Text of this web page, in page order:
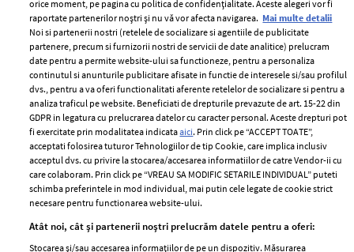
ELLE Style Awards
2024
Despre ELLE
Romania
Contact
Abonamente
Termeni si conditii
Politica de
confidențialitate
Politica de cookies
Publicitate
GSP
femei
orice moment, pe pagina cu politica de confidențialitate. Aceste alegeri vor fi
raportate partenerilor noștri și nu vă vor afecta navigarea. Mai multe detalii
Noi si partenerii nostri (retelele de socializare si agentiile de publicitate
partenere, precum si furnizorii nostri de servicii de date analitice) prelucram
date pentru a permite website-ului sa functioneze, pentru a personaliza
continutul si anunturile publicitare afisate in functie de interesele si/sau profilul
dvs., pentru a va oferi functionalitati aferente retelelor de socializare si pentru a
analiza traficul pe website. Beneficiati de drepturile prevazute de art. 15-22 din
GDPR in legatura cu prelucrarea datelor cu caracter personal. Aceste drepturi pot
fi exercitate prin modalitatea indicataaici. Prin click pe “ACCEPT TOATE”,
acceptati folosirea tuturor Tehnologiilor de tip Cookie, care implica inclusiv
acceptul dvs. cu privire la stocarea/accesarea informatiilor de catre Vendor-ii cu
care colaboram. Prin click pe “VREAU SA MODIFIC SETARILE INDIVIDUAL” puteti
schimba preferintele in mod individual, mai putin cele legate de cookie strict
necesare pentru functionarea website-ului.
Atât noi, cât și partenerii noștri prelucrăm datele pentru a oferi:
Stocarea și/sau accesarea informațiilor de pe un dispozitiv. Măsurarea